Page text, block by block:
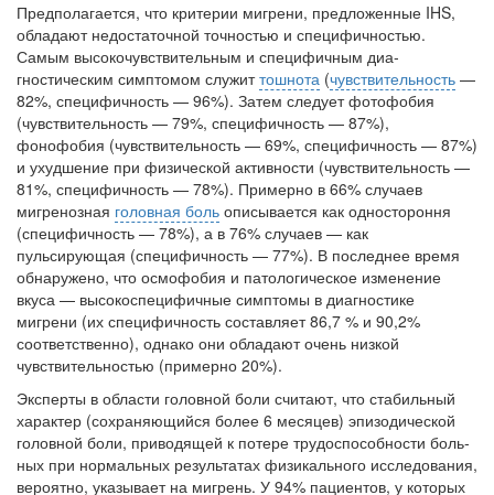
Предполагается, что критерии мигрени, предложенные IHS,
обладают недостаточ­ной точностью и специфичностью.
Самым высокочувствительным и специфичным диа­
гностическим симптомом служиттошнота (чувствительность —
82%, специфичность — 96%). Затем следует фотофобия
(чувстви­тельность — 79%, специфичность — 87%),
фонофобия (чувствительность — 69%, специ­фичность — 87%)
и ухудшение при физиче­ской активности (чувствительность —
81%, специфичность — 78%). Примерно в 66% слу­чаев
мигренозная головная боль описывается как одностороння
(специфичность — 78%), а в 76% случаев — как
пульсирующая (специ­фичность — 77%). В последнее время
обнару­жено, что осмофобия и патологическое изме­нение
вкуса — высокоспецифичные симптомы в диагностике
мигрени (их специфичность со­ставляет 86,7 % и 90,2%
соответственно), од­нако они обладают очень низкой
чувствитель­ностью (примерно 20%).
Эксперты в области головной боли считают, что стабильный
характер (сохраняющийся бо­лее 6 месяцев) эпизодической
головной боли, приводящей к потере трудоспособности боль­
ных при нормальных результатах физикального исследования,
вероятно, указывает на мигрень. У 94% пациентов, у которых